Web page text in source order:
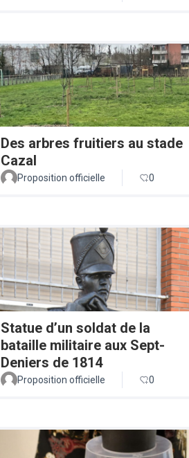
Des arbres fruitiers au stade
Cazal
Proposition officielle 0
Statue d’un soldat de la
bataille militaire aux Sept-
Deniers de 1814
Proposition officielle 0